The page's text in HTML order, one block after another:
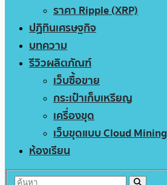
ราคา Ripple (XRP)
ปฏิทินเศรษฐกิจ
บทความ
รีวิวผลิตภัณฑ์
เว็บซื้อขาย
กระเป๋าเก็บเหรียญ
เครื่องขุด
เว็บขุดแบบ Cloud Mining
ห้องเรียน